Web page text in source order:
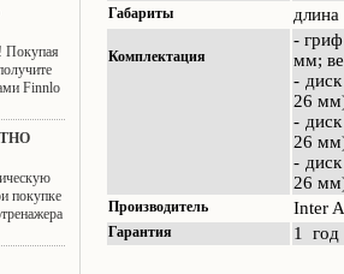
Покупая
Finnlo
покупке
Габариты
Комплектация
-
мм;
-
26
-
26
-
26
Производитель Inter
Гарантия 1 год